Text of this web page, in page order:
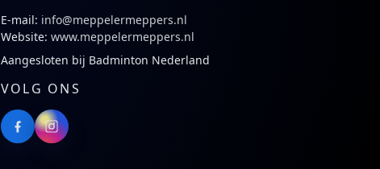
E-mail: info@meppelermeppers.nl
Website: www.meppelermeppers.nl
Aangesloten bij Badminton Nederland
VOLG ONS